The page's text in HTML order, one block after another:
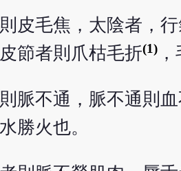
皮毛焦，太陰者，
節者則爪枯毛折(1)，
脈不通，脈不通則
勝火也。